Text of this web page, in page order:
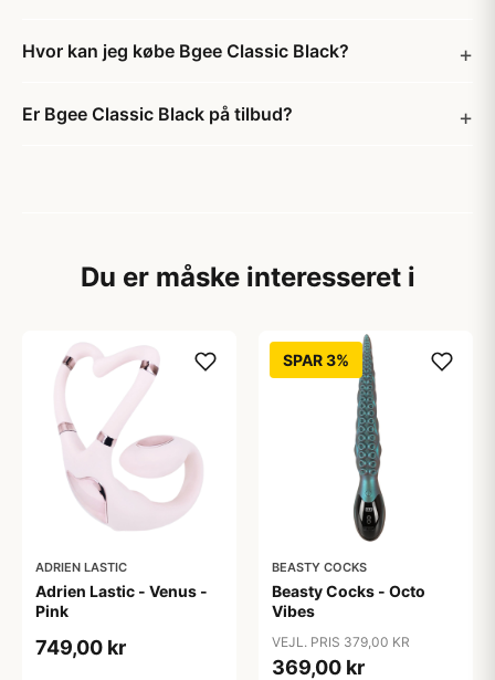
Hvor kan jeg købe Bgee Classic Black?
Er Bgee Classic Black på tilbud?
Du er måske interesseret i
ADRIEN LASTIC
Adrien Lastic - Venus -
Pink
749,00 kr
SPAR 3%
BEASTY COCKS
Beasty Cocks - Octo
Vibes
VEJL. PRIS 379,00 KR
369,00 kr